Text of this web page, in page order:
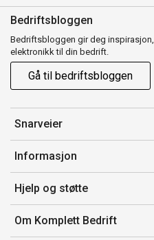
Bedriftsbloggen
Bedriftsbloggen gir deg
elektronikk til din bedrift.
Gå til bedriftsbloggen
Snarveier
Min side
Ordreoversikt
Mine produkter
Informasjon
Salgsbetingelser
Avtalevilkår for Komplett
Produsenter
Hjelp og støtte
Kontakt oss
Retur
Om Komplett Bedrift